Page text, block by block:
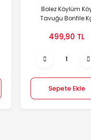
Bolez Köylüm
Tavuğu Bonfile
499,90 TL
Sepete Ekle